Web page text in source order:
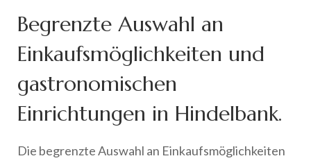
Begrenzte Auswahl an
Einkaufsmöglichkeiten und
gastronomischen
Einrichtungen in Hindelbank.
Die begrenzte Auswahl an Einkaufsmöglichkeiten